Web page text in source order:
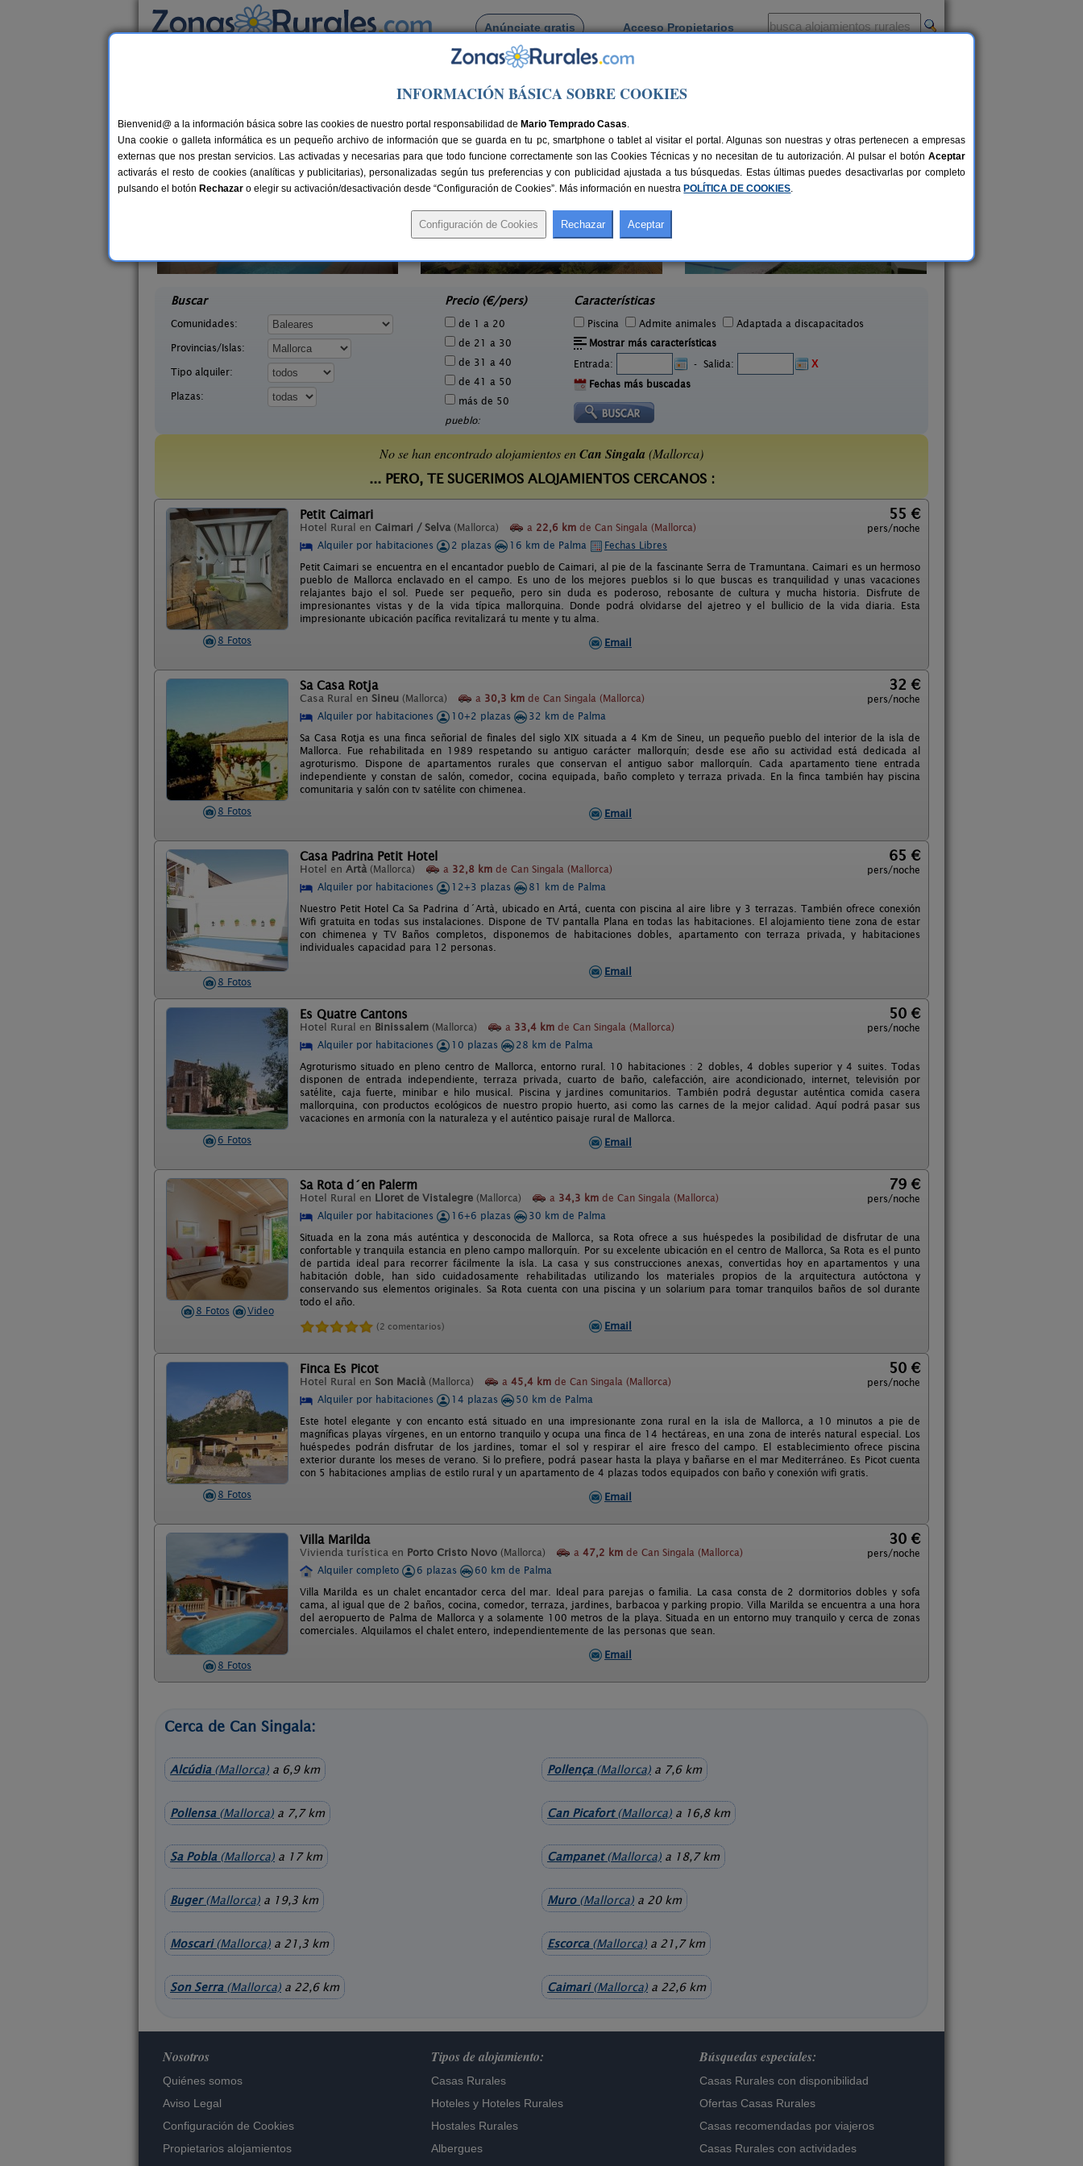
Anúnciate gratis Acceso Propietarios
Busca por pueblo
Casas Rurales cerca de Can Singala
30 €
Petit Hotel Es Figueral
Buscar
Comunidades:
Provincias/Islas:
Tipo alquiler:
Plazas:
Precio (€/pers)
de 1 a 20
de 21 a 30
de 31 a 40
de 41 a 50
más de 50
pueblo:
Características
Piscina Admite animales
Adaptada a discapacitados
Mostrar más características
Entrada:
- Salida:
X
Fechas más buscadas
No se han encontrado alojamientos enCan Singala (Mallorca)
... PERO, TE SUGERIMOS ALOJAMIENTOS CERCANOS :
8 Fotos
Petit Caimari
Hotel Rural en Caimari / Selva (Mallorca) a 22,6 km de Can Singala (Mallorca)
55 €
pers/noche
Alquiler por habitaciones
2 plazas 16 km de Palma
Fechas Libres
Petit Caimari se encuentra en el encantador pueblo de Caimari, al pie de la fascinante Serra de Tramuntana. Caimari es un hermoso
pueblo de Mallorca enclavado en el campo. Es uno de los mejores pueblos si lo que buscas es tranquilidad y unas vacaciones
relajantes bajo el sol. Puede ser pequeño, pero sin duda es poderoso, rebosante de cultura y mucha historia. Disfrute de
impresionantes vistas y de la vida típica mallorquina. Donde podrá olvidarse del ajetreo y el bullicio de la vida diaria. Esta
impresionante ubicación pacífica revitalizará tu mente y tu alma.
Email
8 Fotos
Sa Casa Rotja
Casa Rural en Sineu (Mallorca) a 30,3 km de Can Singala (Mallorca)
32 €
pers/noche
Alquiler por habitaciones
10+2 plazas
32 km de Palma
Sa Casa Rotja es una finca señorial de finales del siglo XIX situada a 4 Km de Sineu, un pequeño pueblo del interior de la isla de
Mallorca. Fue rehabilitada en 1989 respetando su antiguo carácter mallorquín; desde ese año su actividad está dedicada al
agroturismo. Dispone de apartamentos rurales que conservan el antiguo sabor mallorquín. Cada apartamento tiene entrada
independiente y constan de salón, comedor, cocina equipada, baño completo y terraza privada. En la finca también hay piscina
comunitaria y salón con tv satélite con chimenea.
Email
8 Fotos
Casa Padrina Petit Hotel
Hotel en Artà (Mallorca) a 32,8 km de Can Singala (Mallorca)
65 €
pers/noche
Alquiler por habitaciones
12+3 plazas
81 km de Palma
Nuestro Petit Hotel Ca Sa Padrina d´Artà, ubicado en Artá, cuenta con piscina al aire libre y 3 terrazas. También ofrece conexión
Wifi gratuita en todas sus instalaciones. Dispone de TV pantalla Plana en todas las habitaciones. El alojamiento tiene zona de estar
con chimenea y TV Baños completos, disponemos de habitaciones dobles, apartamento con terraza privada, y habitaciones
individuales capacidad para 12 personas.
Email
6 Fotos
Es Quatre Cantons
Hotel Rural en Binissalem (Mallorca) a 33,4 km de Can Singala (Mallorca)
50 €
pers/noche
Alquiler por habitaciones
10 plazas
28 km de Palma
Agroturismo situado en pleno centro de Mallorca, entorno rural. 10 habitaciones : 2 dobles, 4 dobles superior y 4 suites. Todas
disponen de entrada independiente, terraza privada, cuarto de baño, calefacción, aire acondicionado, internet, televisión por
satélite, caja fuerte, minibar e hilo musical. Piscina y jardines comunitarios. También podrá degustar auténtica comida casera
mallorquina, con productos ecológicos de nuestro propio huerto, asi como las carnes de la mejor calidad. Aquí podrá pasar sus
vacaciones en armonía con la naturaleza y el auténtico paisaje rural de Mallorca.
Email
8 Fotos Video
Sa Rota d´en Palerm
Hotel Rural en Lloret de Vistalegre (Mallorca) a 34,3 km de Can Singala (Mallorca)
79 €
pers/noche
Alquiler por habitaciones
16+6 plazas
30 km de Palma
Situada en la zona más auténtica y desconocida de Mallorca, sa Rota ofrece a sus huéspedes la posibilidad de disfrutar de una
confortable y tranquila estancia en pleno campo mallorquín. Por su excelente ubicación en el centro de Mallorca, Sa Rota es el punto
de partida ideal para recorrer fácilmente la isla. La casa y sus construcciones anexas, convertidas hoy en apartamentos y una
habitación doble, han sido cuidadosamente rehabilitadas utilizando los materiales propios de la arquitectura autóctona y
conservando sus elementos originales. Sa Rota cuenta con una piscina y un solarium para tomar tranquilos baños de sol durante
todo el año.
(2 comentarios) Email
8 Fotos
Finca Es Picot
Hotel Rural en Son Macià (Mallorca) a 45,4 km de Can Singala (Mallorca)
50 €
pers/noche
Alquiler por habitaciones
14 plazas
50 km de Palma
Este hotel elegante y con encanto está situado en una impresionante zona rural en la isla de Mallorca, a 10 minutos a pie de
magníficas playas vírgenes, en un entorno tranquilo y ocupa una finca de 14 hectáreas, en una zona de interés natural especial. Los
huéspedes podrán disfrutar de los jardines, tomar el sol y respirar el aire fresco del campo. El establecimiento ofrece piscina
exterior durante los meses de verano. Si lo prefiere, podrá pasear hasta la playa y bañarse en el mar Mediterráneo. Es Picot cuenta
con 5 habitaciones amplias de estilo rural y un apartamento de 4 plazas todos equipados con baño y conexión wifi gratis.
Email
8 Fotos
Villa Marilda
Vivienda turística en Porto Cristo Novo (Mallorca) a 47,2 km de Can Singala (Mallorca)
30 €
pers/noche
Alquiler completo
6 plazas
60 km de Palma
Villa Marilda es un chalet encantador cerca del mar. Ideal para parejas o familia. La casa consta de 2 dormitorios dobles y sofa
cama, al igual que de 2 baños, cocina, comedor, terraza, jardines, barbacoa y parking propio. Villa Marilda se encuentra a una hora
del aeropuerto de Palma de Mallorca y a solamente 100 metros de la playa. Situada en un entorno muy tranquilo y cerca de zonas
comerciales. Alquilamos el chalet entero, independientemente de las personas que sean.
Email
Cerca de Can Singala:
Alcúdia(Mallorca) a 6,9 km Pollença(Mallorca) a 7,6 km
Pollensa(Mallorca) a 7,7 km Can Picafort(Mallorca) a 16,8 km
Sa Pobla(Mallorca) a 17 km Campanet(Mallorca) a 18,7 km
Buger(Mallorca) a 19,3 km Muro(Mallorca) a 20 km
Moscari(Mallorca) a 21,3 km Escorca(Mallorca) a 21,7 km
Son Serra(Mallorca) a 22,6 km Caimari(Mallorca) a 22,6 km
Nosotros
Quiénes somos
Aviso Legal
Configuración de Cookies
Propietarios alojamientos
Tipos de alojamiento:
Casas Rurales
Hoteles y Hoteles Rurales
Hostales Rurales
Albergues
Búsquedas especiales:
Casas Rurales con disponibilidad
Ofertas Casas Rurales
Casas recomendadas por viajeros
Casas Rurales con actividades
INFORMACIÓN BÁSICA SOBRE COOKIES
Bienvenid@ a la información básica sobre las cookies de nuestro portal responsabilidad de Mario Temprado Casas.
Una cookie o galleta informática es un pequeño archivo de información que se guarda en tu pc, smartphone o tablet al visitar el portal. Algunas son nuestras y otras pertenecen a empresas
externas que nos prestan servicios. Las activadas y necesarias para que todo funcione correctamente son las Cookies Técnicas y no necesitan de tu autorización. Al pulsar el botón Aceptar
activarás el resto de cookies (analíticas y publicitarias), personalizadas según tus preferencias y con publicidad ajustada a tus búsquedas. Estas últimas puedes desactivarlas por completo
pulsando el botón Rechazar o elegir su activación/desactivación desde “Configuración de Cookies”. Más información en nuestra POLÍTICA DE COOKIES.